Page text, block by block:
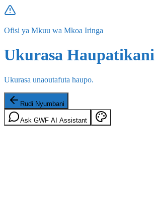
Ofisi ya Mkuu wa Mkoa Iringa
Ukurasa Haupatikani
Ukurasa unaoutafuta haupo.
Rudi Nyumbani
Ask GWF AI Assistant